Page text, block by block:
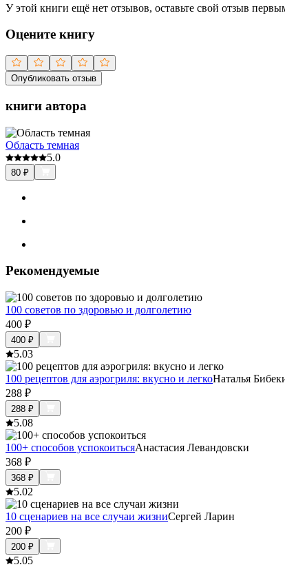
У этой книги ещё нет отзывов, оставьте свой отзыв
Оцените книгу
Опубликовать отзыв
книги автора
Область темная
5.0
80 ₽
Рекомендуемые
100 советов по здоровью и долголетию
400 ₽
400 ₽
5.03
100 рецептов для аэрогриля: вкусно и легкоНаталья
288 ₽
288 ₽
5.08
100+ способов успокоитьсяАнастасия Левандовски
368 ₽
368 ₽
5.02
10 сценариев на все случаи жизниСергей Ларин
200 ₽
200 ₽
5.05